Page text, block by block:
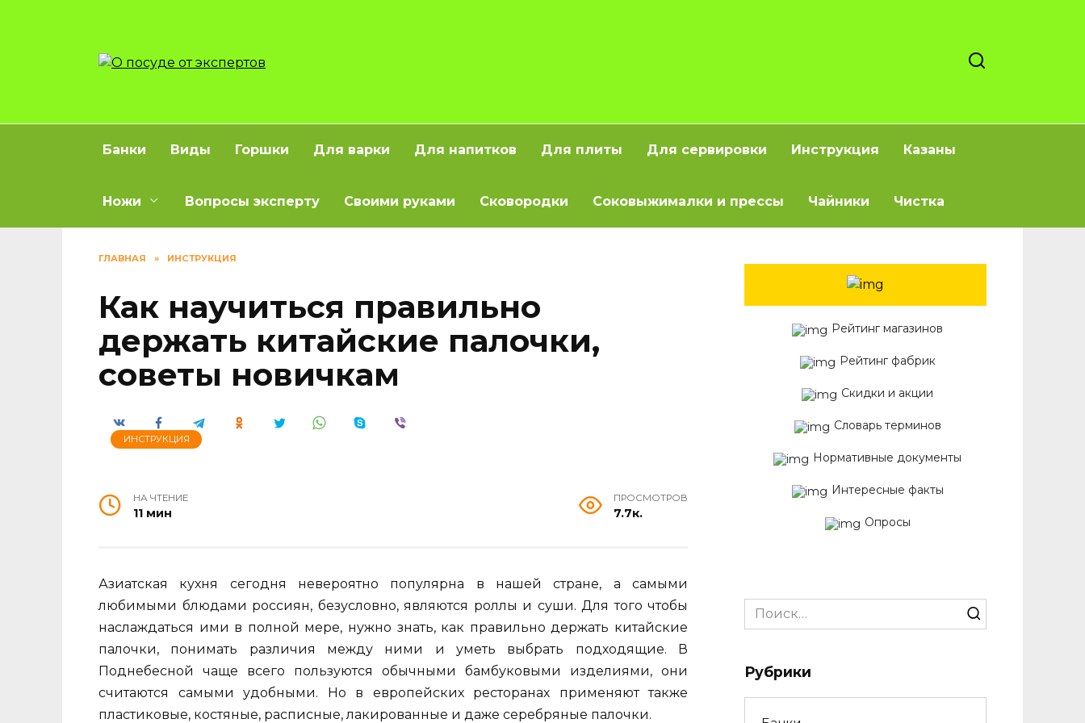
Банки Виды Горшки Для варки Для напитков Для плиты Для сервировки Инструкция Казаны
Ножи Вопросы эксперту Своими руками Сковородки Соковыжималки и прессы Чайники Чистка
ГЛАВНАЯ » ИНСТРУКЦИЯ
Как научиться правильно
держать китайские палочки,
советы новичкам
ИНСТРУКЦИЯ
НА ЧТЕНИЕ
11 мин
ПРОСМОТРОВ
7.7к.
Азиатская кухня сегодня невероятно популярна в нашей стране, а самыми
любимыми блюдами россиян, безусловно, являются роллы и суши. Для того чтобы
наслаждаться ими в полной мере, нужно знать, как правильно держать китайские
палочки, понимать различия между ними и уметь выбрать подходящие. В
Поднебесной чаще всего пользуются обычными бамбуковыми изделиями, они
считаются самыми удобными. Но в европейских ресторанах применяют также
пластиковые, костяные, расписные, лакированные и даже серебряные палочки.
Рейтинг магазинов
Рейтинг фабрик
Скидки и акции
Словарь терминов
Нормативные документы
Интересные факты
Опросы
Search
for:
Рубрики